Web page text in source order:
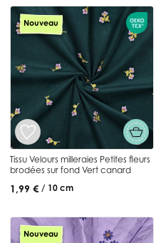
Nouveau
Tissu Velours milleraies Petites fleurs
brodées sur fond Vert canard
1,99 € / 10 cm
Nouveau